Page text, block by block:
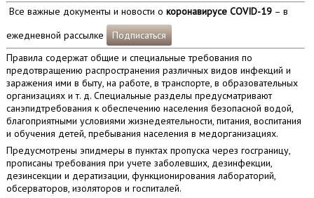
Все важные документы и новости о коронавирусе COVID-19– в
ежедневной рассылке
Подписаться
Правила содержат общие и специальные требования по
предотвращению распространения различных видов инфекций и
заражения ими в быту, на работе, в транспорте, в образовательных
организациях и т. д. Специальные разделы предусматривают
санэпидтребования к обеспечению населения безопасной водой,
благоприятными условиями жизнедеятельности, питания, воспитания
и обучения детей, пребывания населения в медорганизациях.
Предусмотрены эпидмеры в пунктах пропуска через госграницу,
прописаны требования при учете заболевших, дезинфекции,
дезинсекции и дератизации, функционирования лабораторий,
обсерваторов, изоляторов и госпиталей.